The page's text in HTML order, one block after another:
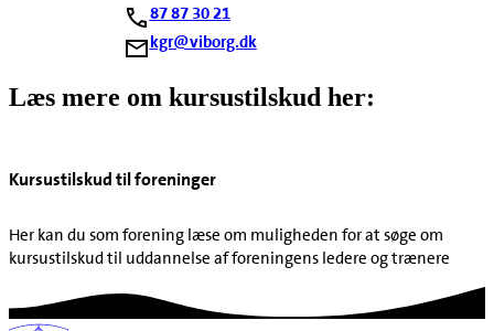
87 87 30 21
kgr@viborg.dk
Læs mere om kursustilskud her:
Kursustilskud til foreninger
Her kan du som forening læse om muligheden for at søge om
kursustilskud til uddannelse af foreningens ledere og trænere